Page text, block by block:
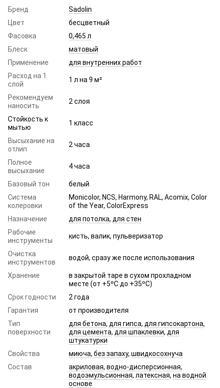
Бренд
Sadolin
Цвет
бесцветный
Фасовка
0,465 л
Блеск
матовый
Применение
для внутренних работ
Расход на 1
слой
1 л на 9 м²
Рекомендуем
наносить
2 слоя
Стойкость к
мытью
1 класс
Высыхание на
отлип
2 часа
Полное
высыхание
4 часа
Базовый тон
белый
Система
колеровки
Monicolor, NCS, Harmony, RAL, Acomix, Color
of the Year, ColorExpress
Назначение
для потолка, для стен
Рабочие
инструменты
кисть, валик, пульверизатор
Очистка
инструментов
водой, сразу же после использования
Хранение
в закрытой таре в сухом прохладном
месте (от +5ºC до +35ºC)
Срок годности
2 года
Гарантия
от производителя
Тип
поверхности
для бетона, для гипса, для гипсокартона,
для цемента, для шпаклевки, для
штукатурки
Свойства
миюча, без запаху, швидкосохнуча
Состав
акриловая, водно-дисперсионная,
водоэмульсионная, латексная, на водной
основе